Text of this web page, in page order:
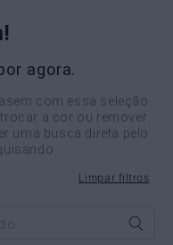
agora.
com essa seleção.
a cor ou remover
uma busca direta pelo
Limpar filtros